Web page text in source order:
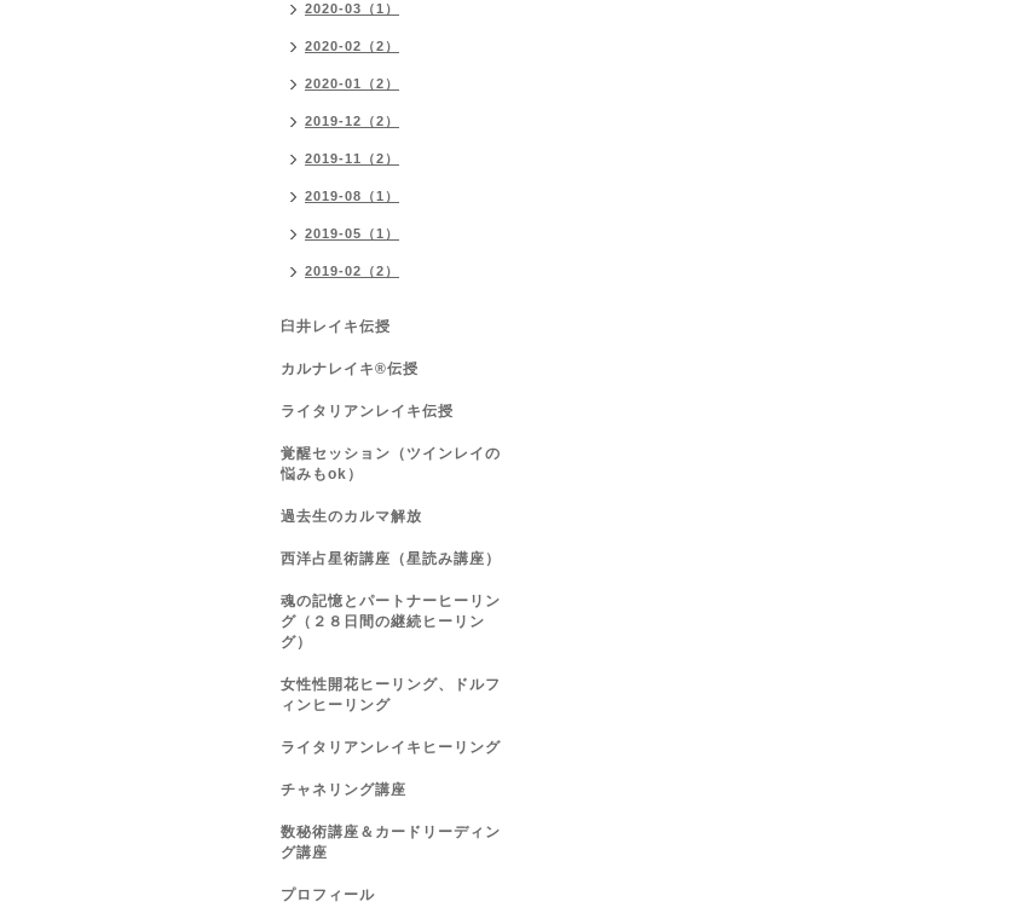
2020-03（1）
2020-02（2）
2020-01（2）
2019-12（2）
2019-11（2）
2019-08（1）
2019-05（1）
2019-02（2）
臼井レイキ伝授
カルナレイキ®伝授
ライタリアンレイキ伝授
覚醒セッション（ツインレイの
悩みもok）
過去生のカルマ解放
西洋占星術講座（星読み講座）
魂の記憶とパートナーヒーリン
グ（２８日間の継続ヒーリン
グ）
女性性開花ヒーリング、ドルフ
ィンヒーリング
ライタリアンレイキヒーリング
チャネリング講座
数秘術講座＆カードリーディン
グ講座
プロフィール